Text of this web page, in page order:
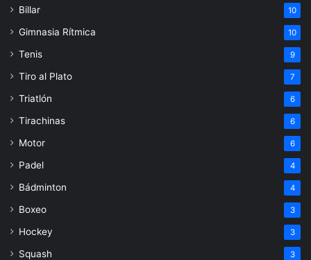
Billar 10
Gimnasia Rítmica 10
Tenis 9
Tiro al Plato 7
Triatlón 6
Tirachinas 6
Motor 6
Padel 4
Bádminton 4
Boxeo 3
Hockey 3
Squash 3